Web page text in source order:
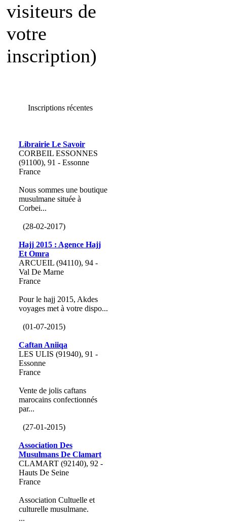
visiteurs de
votre
inscription)
Inscriptions récentes
Librairie Le Savoir
CORBEIL ESSONNES
(91100), 91 - Essonne
France
Nous sommes une boutique
musulmane située à
Corbei...
(28-02-2017)
Hajj 2015 : Agence Hajj
Et Omra
ARCUEIL (94110), 94 -
Val De Marne
France
Pour le hajj 2015, Akdes
voyages met à votre dispo...
(01-07-2015)
Caftan Aniiqa
LES ULIS (91940), 91 -
Essonne
France
Vente de jolis caftans
marocains confectionnés
par...
(27-01-2015)
Association Des
Musulmans De Clamart
CLAMART (92140), 92 -
Hauts De Seine
France
Association Cultuelle et
culturelle musulmane.
...